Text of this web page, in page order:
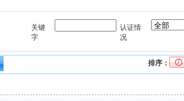
关键
字
认证情
况
排序：